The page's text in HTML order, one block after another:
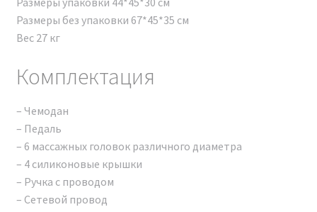
технического обслуживания
косметологической техники.
Транспортная накладная.
Декларация о соответствии и протоколы
Сертификат подлинности аппарата SHOCK
WAVE PRO 2024.
Диплом о прохождении обучения на аппарате
(выдается после успешной сдачи экзамена).
Технический паспорт устройства.
Инструкция.
Размеры без упаковки 67*45*35 см
Вес 27 кг
Комплектация
– Чемодан
– Педаль
– 6 массажных головок различного диаметра
– 4 силиконовые крышки
– Ручка с проводом
– Сетевой провод